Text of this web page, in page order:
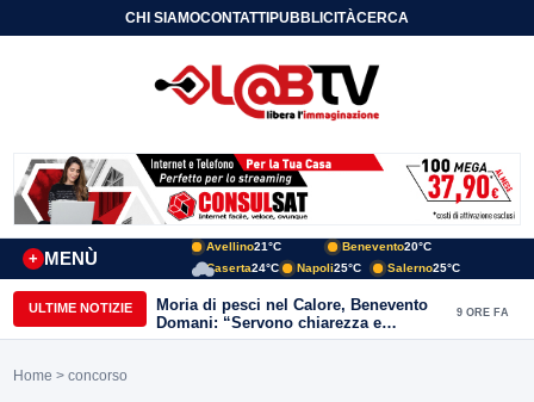
CHI SIAMOCONTATTIPUBBLICITÀCERCA
MENÙ
+
Avellino21°C Benevento20°C
Caserta24°C Napoli25°C Salerno25°C
ULTIME NOTIZIE
Moria di pesci nel Calore, Benevento
Domani: “Servono chiarezza e
approfondimenti sulla gestione
9 ORE FA
Home > concorso